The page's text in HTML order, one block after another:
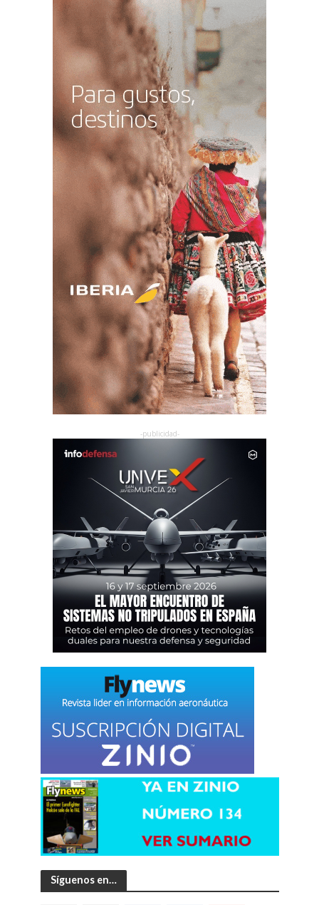
Síguenos en…